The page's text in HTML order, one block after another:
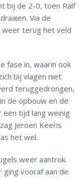
bij de 2-0, toen Ralf
Via de
weer terug het veld
fase in, waarin ook
bij vlagen niet
teruggedrongen,
de opbouw en de
tijd lang weinig
Jeroen Keeris
het wel.
weer aantrok.
ging vooraf aan de